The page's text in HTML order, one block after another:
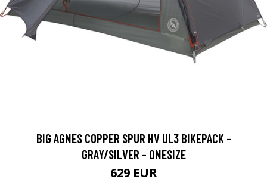
BIG AGNES COPPER SPUR HV UL3 BIKEPACK -
GRAY/SILVER - ONESIZE
629 EUR